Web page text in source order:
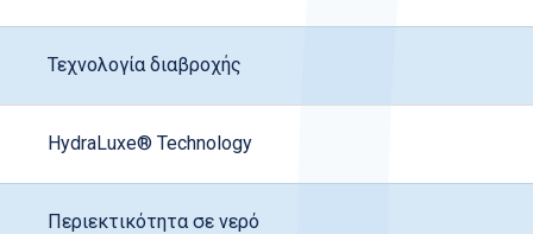
Τεχνολογία διαβροχής
HydraLuxe® Technology
Περιεκτικότητα σε νερό